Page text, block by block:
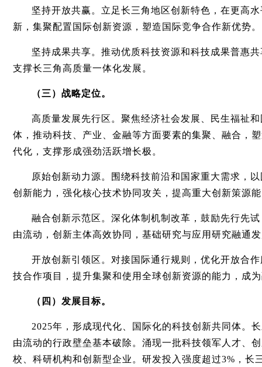
坚持开放共赢。立足长三角地区创新特色，在更高
新，集聚配置国际创新资源，塑造国际竞争合作新优势。
坚持成果共享。推动优质科技资源和科技成果普惠
支撑长三角高质量一体化发展。
（三）战略定位。
高质量发展先行区。聚焦经济社会发展、民生福祉
体，推动科技、产业、金融等方面要素的集聚、融合，
代化，支撑形成强劲活跃增长极。
原始创新动力源。围绕科技前沿和国家重大需求，
创新能力，强化核心技术协同攻关，提高重大创新策源
融合创新示范区。深化体制机制改革，鼓励先行先
由流动，创新主体高效协同，基础研究与应用研究融通
开放创新引领区。对接国际通行规则，优化开放合
技合作项目，提升集聚和使用全球创新资源的能力，成
（四）发展目标。
2025年，形成现代化、国际化的科技创新共同体。
由流动的行政壁垒基本破除。涌现一批科技领军人才、
校、科研机构和创新型企业。研发投入强度超过3%，